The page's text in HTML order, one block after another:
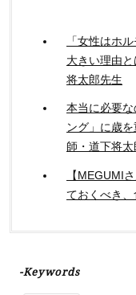
「女性はホ
大きい理由
将太郎先生
本当に必要な
ング」に歳
師・道下将太
【MEGUMI
ておくべき
-Keywords